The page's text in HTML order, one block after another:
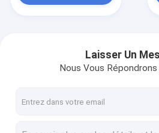
Laisser Un
Nous Vous